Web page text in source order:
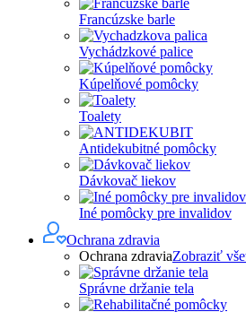
Francúzske barle
Vychádzkové palice
Kúpelňové pomôcky
Toalety
Antidekubitné pomôcky
Dávkovač liekov
Iné pomôcky pre invalidov
Ochrana zdravia
Ochrana zdraviaZobraziť
Správne držanie tela